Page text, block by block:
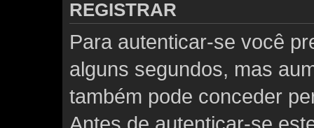
REGISTRAR
Para autenticar-se você
alguns segundos, mas
também pode conceder
Antes de autenticar-se